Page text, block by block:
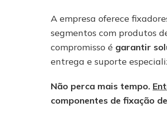
A empresa oferece
segmentos com produtos
compromisso é garantir
entrega e suporte
Não perca mais tempo.
componentes de fixação